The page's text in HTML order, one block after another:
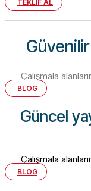
TEKLİF AL
Güvenilir
Çalışmala
BLOG
Güncel
Çalışmala
BLOG